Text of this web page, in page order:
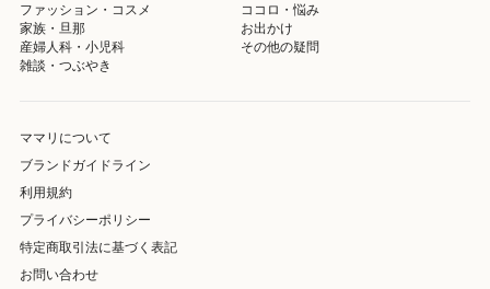
ファッション・コスメ
ココロ・悩み
家族・旦那
お出かけ
産婦人科・小児科
その他の疑問
雑談・つぶやき
ママリについて
ブランドガイドライン
利用規約
プライバシーポリシー
特定商取引法に基づく表記
お問い合わせ